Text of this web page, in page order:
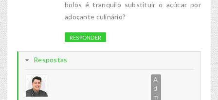
bolos é tranquilo substituir o açúcar por
adoçante culinário?
RESPONDER
Respostas